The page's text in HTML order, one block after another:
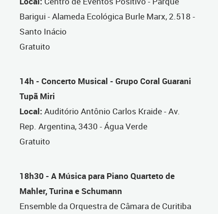
Barigui - Alameda Ecológica Burle Marx, 2.518 -
Santo Inácio
Gratuito
14h - Concerto Musical - Grupo Coral Guarani
Tupã Miri
Local: Auditório Antônio Carlos Kraide - Av.
Rep. Argentina, 3430 - Água Verde
Gratuito
18h30 - A Música para Piano Quarteto de
Mahler, Turina e Schumann
Ensemble da Orquestra de Câmara de Curitiba